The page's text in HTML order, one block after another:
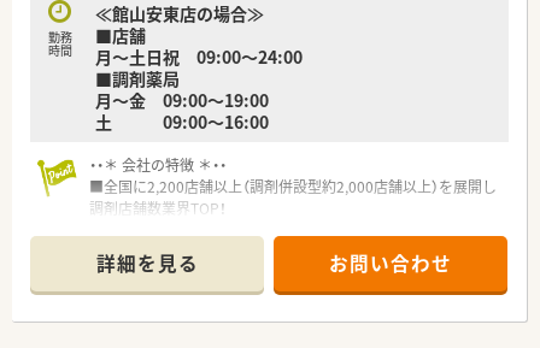
勤務
時間
≪館山安東店の場合≫
■店舗
月～土日祝 09:00〜24:00
■調剤薬局
月～金 09:00〜19:00
土 09:00〜16:00
・・＊ 会社の特徴 ＊・・
■全国に2,200店舗以上（調剤併設型約2,000店舗以上）を展開し
調剤店舗数業界TOP！
頑張り次第で高給与も可能！
■経験や勤務コースによりますが、経験の少ない方でも500万前
半スタートと業界TOP水準！
■職種や職域に合わせ、豊富な社内研修や外部組織と連携した研
詳細を見る お問い合わせ